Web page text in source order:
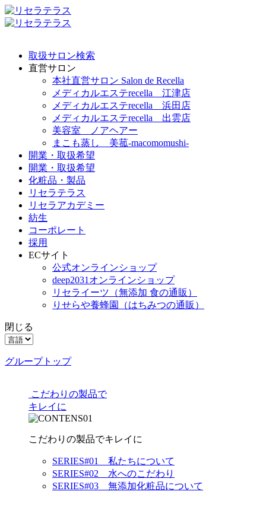
取扱サロン検索
直営サロン
本社直営サロン Salon de Recella
メディカルエステrecella 江津店
メディカルエステrecella 浜田店
メディカルエステrecella 出雲店
美容室 ノアヘアー
まこも蒸し 美菰-macomomushi-
開業・取扱希望
開業・取扱希望
化粧品・製品
リセラテラス
リセラアカデミー
紡生
コーポレート
採用
ECサイト
公式オンラインショップ
deep2031オンラインショップ
リセライーツ （無添加 食の通販）
りせらや養蜂園
（はちみつの通販）
閉じる
グループトップ
こだわりの製品で
キレイに
こだわりの製品でキレイに
SERIES#01 私たちについて
SERIES#02 水へのこだわり
SERIES#03 無添加化粧品について